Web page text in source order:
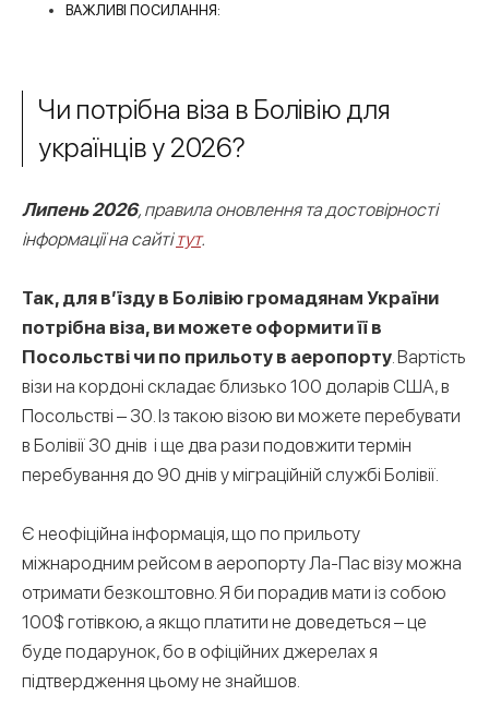
ВАЖЛИВІ ПОСИЛАННЯ:
Чи потрібна віза в Болівію для
українців у 2026?
Липень 2026, правила оновлення та достовірності
інформації на сайтітут.
Так, для вʼїзду в Болівію громадянам України
потрібна віза, ви можете оформити її в
Посольстві чи по прильоту в аеропорту . Вартість
візи на кордоні складає близько 100 доларів США, в
Посольстві – 30. Із такою візою ви можете перебувати
в Болівії 30 днів і ще два рази подовжити термін
перебування до 90 днів у міграційній службі Болівії.
Є неофіційна інформація, що по прильоту
міжнародним рейсом в аеропорту Ла-Пас візу можна
отримати безкоштовно. Я би порадив мати із собою
100$ готівкою, а якщо платити не доведеться – це
буде подарунок, бо в офіційних джерелах я
підтвердження цьому не знайшов.